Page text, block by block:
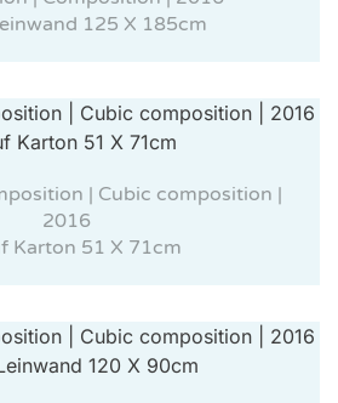
125 X 185cm
| Cubic composition |
2016
Karton 51 X 71cm